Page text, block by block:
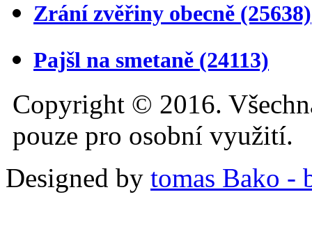
Zrání zvěřiny obecně (25638)
Pajšl na smetaně (24113)
Copyright © 2016.
pouze pro osobní využití.
Designed by tomas Bako -